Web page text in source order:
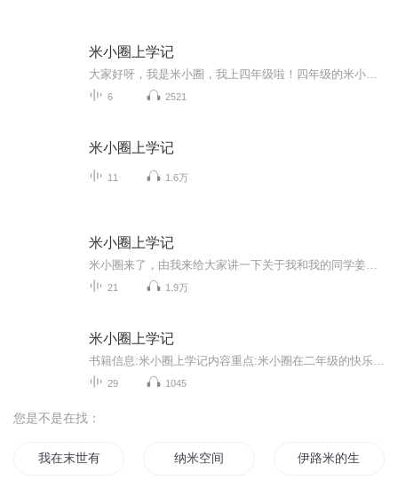
米小圈上学记
6 2521
米小圈上学记
11 1.6万
米小圈上学记
21 1.9万
米小圈上学记
29 1045
您是不是在找：
我在末世有个圈 纳米空间 伊路米的生活